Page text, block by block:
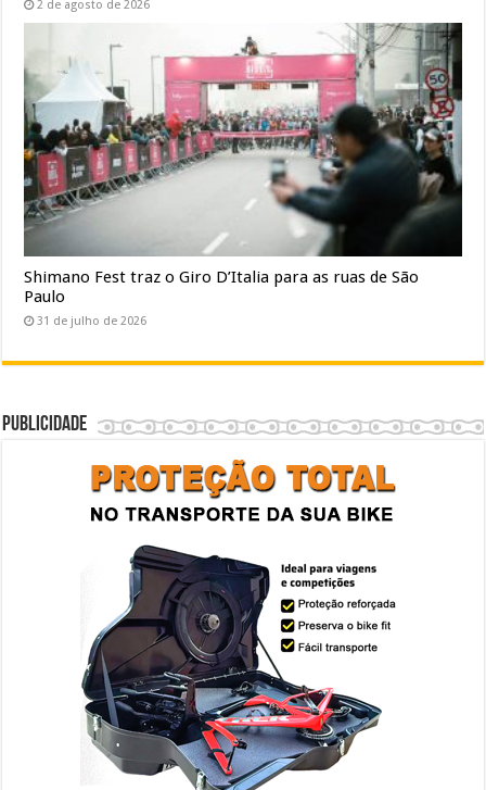
2 de agosto de 2026
Shimano Fest traz o Giro D’Italia para as ruas de São
Paulo
31 de julho de 2026
Publicidade